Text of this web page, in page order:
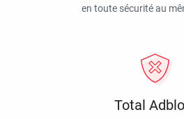
en toute sécurité au
Total